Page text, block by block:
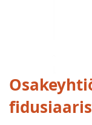
Skip
to
the